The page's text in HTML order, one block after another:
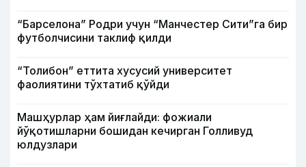
“Барселона” Родри учун “Манчестер Сити”га бир
футболчисини таклиф қилди
“Толибон” еттита хусусий университет
фаолиятини тўхтатиб қўйди
Машҳурлар ҳам йиғлайди: фожиали
йўқотишларни бошидан кечирган Голливуд
юлдузлари